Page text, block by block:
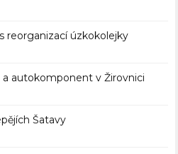
reorganizací úzkokolejky
autokomponent v Žirovnici
Šatavy